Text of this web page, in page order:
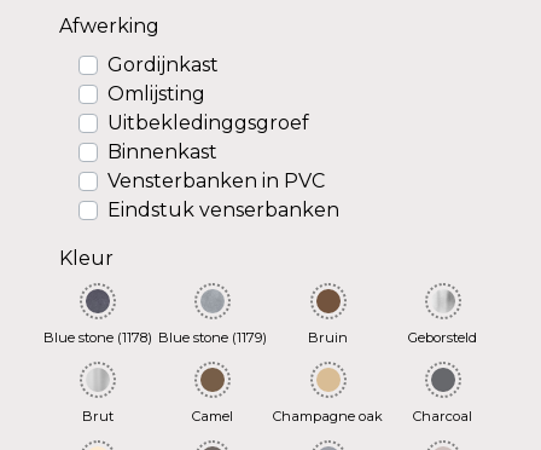
1500
Afwerking
Gordijnkast
Omlijsting
Uitbekledinggsgroef
Binnenkast
Vensterbanken in PVC
Eindstuk venserbanken
Kleur
Blue stone (1178) Blue stone (1179) Bruin Geborsteld
Brut Camel Champagne oak Charcoal